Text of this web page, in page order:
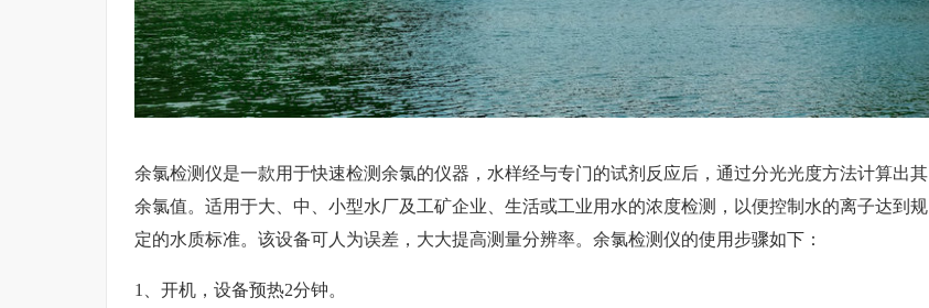
余氯检测仪是一款用于快速检测余氯的仪器，水样经与专门的试剂反应后，通过分光光度方法计算出其
余氯值。适用于大、中、小型水厂及工矿企业、生活或工业用水的浓度检测，以便控制水的离子达到规
定的水质标准。该设备可人为误差，大大提高测量分辨率。余氯检测仪的使用步骤如下：
1、开机，设备预热2分钟。